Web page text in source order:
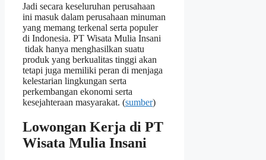
Jadi secara keseluruhan perusahaan
ini masuk dalam perusahaan minuman
yang memang terkenal serta populer
di Indonesia. PT Wisata Mulia Insani
tidak hanya menghasilkan suatu
produk yang berkualitas tinggi akan
tetapi juga memiliki peran di menjaga
kelestarian lingkungan serta
perkembangan ekonomi serta
kesejahteraan masyarakat. (sumber)
Lowongan Kerja di PT
Wisata Mulia Insani